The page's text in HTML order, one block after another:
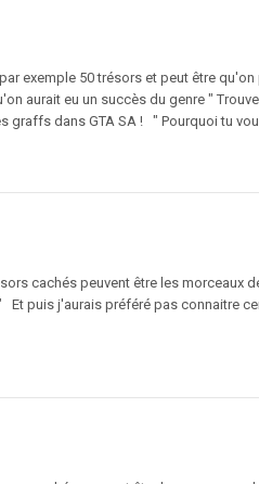
exemple 50 trésors et peut être
aurait eu un succès du genre "
dans GTA SA ! " Pourquoi tu
cachés peuvent être les morceaux
puis j'aurais préféré pas connaitre